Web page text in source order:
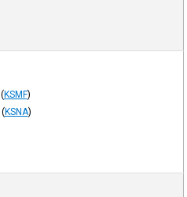
(KSMF)
(KSNA)